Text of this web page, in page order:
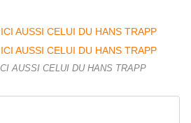
AUSSI CELUI DU HANS TRAPP